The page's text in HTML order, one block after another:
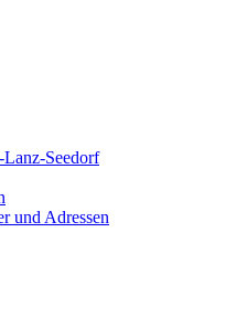
Lanz-Seedorf
und Adressen